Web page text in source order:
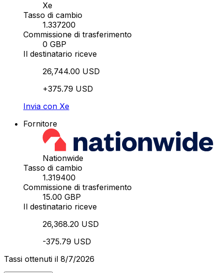
Xe
Tasso di cambio
1.337200
Commissione di trasferimento
0 GBP
Il destinatario riceve
26,744.00 USD
+375.79 USD
Invia con Xe
Fornitore
Nationwide
Tasso di cambio
1.319400
Commissione di trasferimento
15.00 GBP
Il destinatario riceve
26,368.20 USD
-375.79 USD
Tassi ottenuti il 8/7/2026